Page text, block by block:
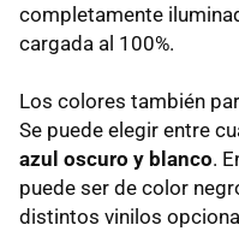
completamente
cargada al 100%.
Los colores también
Se puede elegir entre
azul oscuro y blanco.
puede ser de color
distintos vinilos